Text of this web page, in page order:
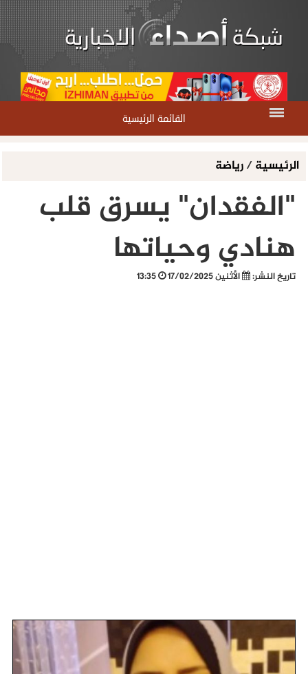
القائمة الرئيسية
الرئيسية/رياضة
"الفقدان" يسرق قلب
هنادي وحياتها
تاريخ النشر: الأثنين 17/02/2025